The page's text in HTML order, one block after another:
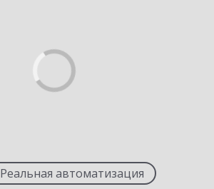
Реальная автоматизация